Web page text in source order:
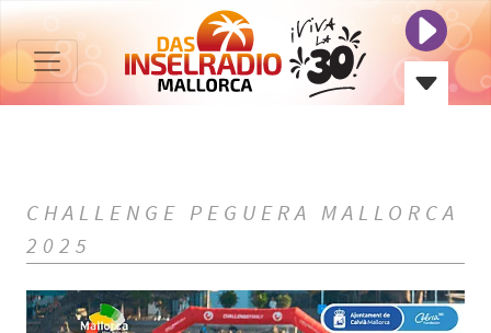
CHALLENGE PEGUERA MALLORCA
2025